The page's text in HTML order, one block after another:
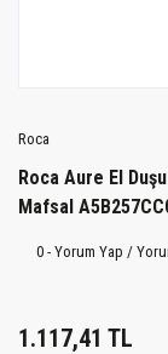
Roca
Roca Aure El
Mafsal
0 - Yorum Yap /
1.117,41 TL